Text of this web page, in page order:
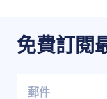
免費訂閱